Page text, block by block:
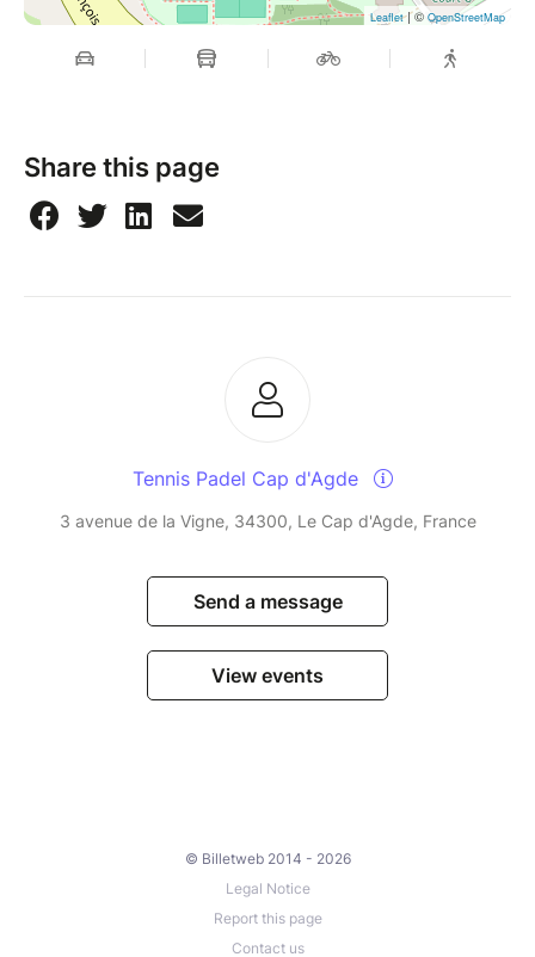
Leaflet| © OpenStreetMap
Share this page
Tennis Padel Cap d'Agde
3 avenue de la Vigne, 34300, Le Cap d'Agde, France
Send a message
View events
© Billetweb 2014 - 2026
Legal Notice
Report this page
Contact us